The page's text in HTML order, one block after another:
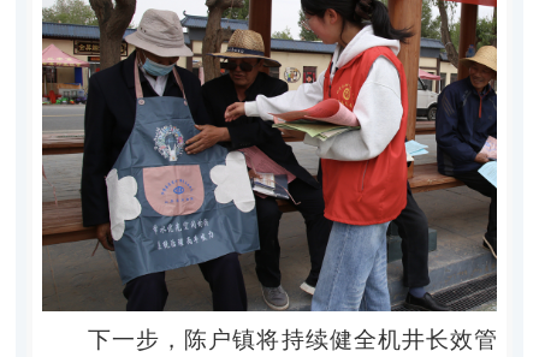
下一步，陈户镇将持续健全机井长效管